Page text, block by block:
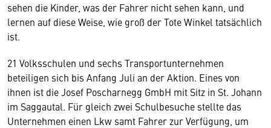
sehen die Kinder, was der Fahrer nicht sehen kann, und
lernen auf diese Weise, wie groß der Tote Winkel tatsächlich
ist.
21 Volksschulen und sechs Transportunternehmen
beteiligen sich bis Anfang Juli an der Aktion. Eines von
ihnen ist die Josef Poscharnegg GmbH mit Sitz in St. Johann
im Saggautal. Für gleich zwei Schulbesuche stellte das
Unternehmen einen Lkw samt Fahrer zur Verfügung, um